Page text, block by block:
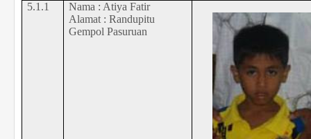
5.1.1
Nama : Atiya Fatir
Alamat : Randupitu
Gempol Pasuruan